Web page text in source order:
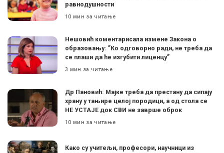
равнодушности
10 мин за читање
Нешовић коментарисала измене Закона о
образовању: ”Ко одговорно ради, не треба да
се плаши да ће изгубити лиценцу”
3 мин за читање
Др Пановић: Мајке треба да престану да сипају
храну у тањире целој породици, а од стола се
НЕ УСТАЈЕ док СВИ не заврше оброк
10 мин за читање
Како су учитељи, професори, научници из